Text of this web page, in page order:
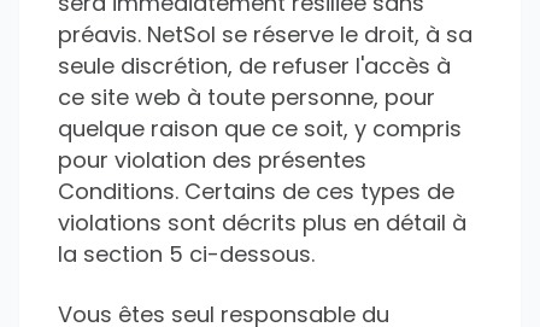
préavis. NetSol se réserve le droit, à sa
seule discrétion, de refuser l'accès à
ce site web à toute personne, pour
quelque raison que ce soit, y compris
pour violation des présentes
Conditions. Certains de ces types de
violations sont décrits plus en détail à
la section 5 ci-dessous.
Vous êtes seul responsable du